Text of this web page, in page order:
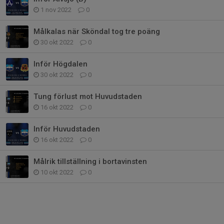
1 nov 2022 0
Målkalas när Sköndal tog tre poäng
30 okt 2022 0
Inför Högdalen
30 okt 2022 0
Tung förlust mot Huvudstaden
16 okt 2022 0
Inför Huvudstaden
16 okt 2022 0
Målrik tillställning i bortavinsten
10 okt 2022 0